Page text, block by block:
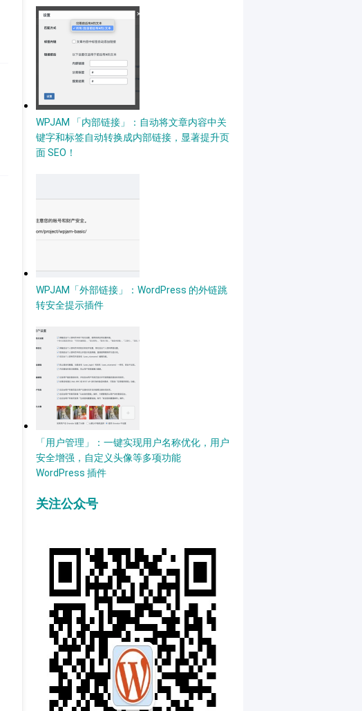
WPJAM 「内部链接」：自动将文章内容中关
键字和标签自动转换成内部链接，显著提升页
面 SEO！
WPJAM「外部链接」：WordPress 的外链跳
转安全提示插件
「用户管理」：一键实现用户名称优化，用户
安全增强，自定义头像等多项功能
WordPress 插件
关注公众号